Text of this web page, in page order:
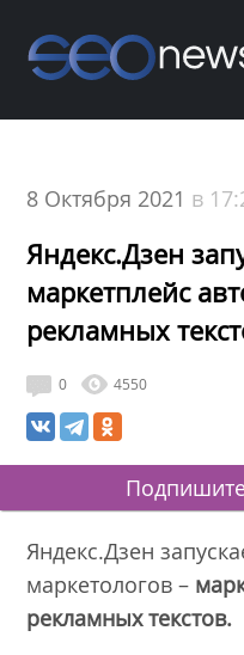
8 Октября 2021 в
Яндекс.Дзен
маркетплейс
рекламных
0 4550
Яндекс.Дзен
маркетологов –
рекламных текстов.